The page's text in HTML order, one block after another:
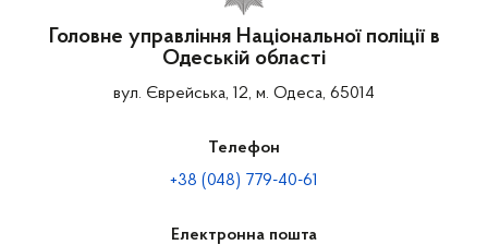
Головне управління Національної поліції в
Одеській області
вул. Єврейська, 12, м. Одеса, 65014
Телефон
+38 (048) 779-40-61
Електронна пошта